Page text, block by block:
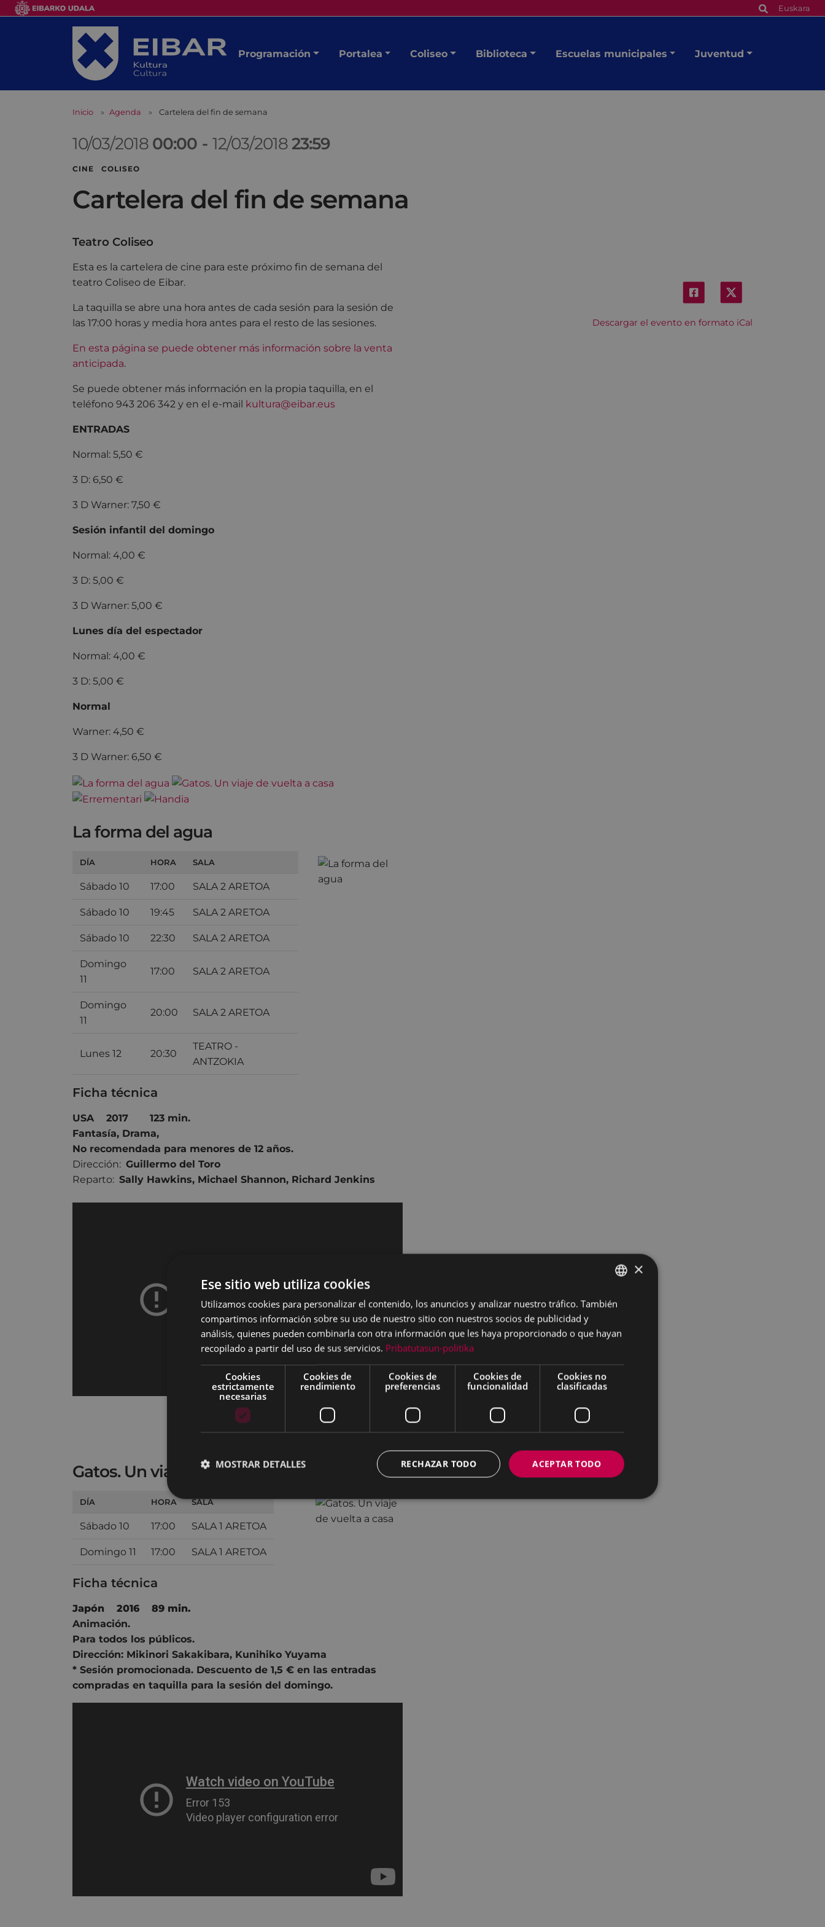
Euskara
Programación Portalea Coliseo Biblioteca Escuelas municipales Juventud
Inicio Agenda Cartelera del fin de semana
10/03/2018 00:00 - 12/03/201823:59
CINE COLISEO
Cartelera del fin de semana
Teatro Coliseo
Descargar el evento en formato iCal
Esta es la cartelera de cine para este próximo fin de semana del
teatro Coliseo de Eibar.
La taquilla se abre una hora antes de cada sesión para la sesión de
las 17:00 horas y media hora antes para el resto de las sesiones.
En esta página se puede obtener más información sobre la venta
anticipada.
Se puede obtener más información en la propia taquilla, en el
teléfono 943 206 342 y en el e-mail kultura@eibar.eus
ENTRADAS
Normal: 5,50 €
3 D: 6,50 €
3 D Warner: 7,50 €
Sesión infantil del domingo
Normal: 4,00 €
3 D: 5,00 €
3 D Warner: 5,00 €
Lunes día del espectador
Normal: 4,00 €
3 D: 5,00 €
Normal
Warner: 4,50 €
3 D Warner: 6,50 €
La forma del agua
DÍA HORA SALA
Sábado 10 17:00 SALA 2 ARETOA
Sábado 10 19:45 SALA 2 ARETOA
Sábado 10 22:30 SALA 2 ARETOA
Domingo
11
17:00 SALA 2 ARETOA
Domingo
11
20:00 SALA 2 ARETOA
Lunes 12 20:30
TEATRO -
ANTZOKIA
Ficha técnica
USA 2017 123 min.
Fantasía, Drama,
No recomendada para menores de 12 años.
Dirección: Guillermo del Toro
Reparto: Sally Hawkins, Michael Shannon, Richard Jenkins
Gatos. Un viaje de vuelta a casa
DÍA HORA SALA
Sábado 10 17:00 SALA 1 ARETOA
Domingo 11 17:00 SALA 1 ARETOA
Ficha técnica
Japón 2016 89 min.
Animación.
Para todos los públicos.
Dirección: Mikinori Sakakibara, Kunihiko Yuyama
* Sesión promocionada. Descuento de 1,5 € en las entradas
compradas en taquilla para la sesión del domingo.
BASQUE
×
Ese sitio web utiliza cookies
Utilizamos cookies para personalizar el contenido, los anuncios y analizar nuestro tráfico. También
compartimos información sobre su uso de nuestro sitio con nuestros socios de publicidad y
análisis, quienes pueden combinarla con otra información que les haya proporcionado o que hayan
recopilado a partir del uso de sus servicios. Pribatutasun-politika
Cookies
estrictamente
necesarias
Cookies de
rendimiento
Cookies de
preferencias
Cookies de
funcionalidad
Cookies no
clasificadas
ACEPTAR TODO
RECHAZAR TODO
MOSTRAR DETALLES